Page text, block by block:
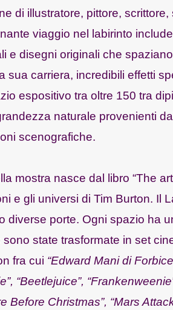
di illustratore, pittore,
viaggio nel labirinto
e disegni originali che
sua carriera, incredibili effetti
espositivo tra oltre 150 tra
naturale provenienti
scenografiche.
mostra nasce dal libro “The
e gli universi di Tim Burton. Il
diverse porte. Ogni spazio ha
sono state trasformate in set
fra cui “Edward Mani di
“Beetlejuice”,
Before Christmas”, “Mars